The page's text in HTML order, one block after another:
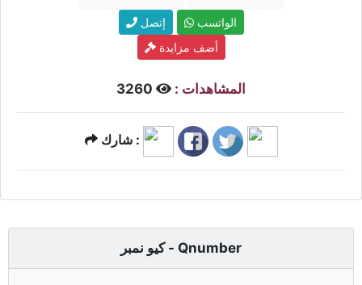
إتصل
الواتسب
أضف مزايدة
المشاهدات :
شارك :
كيو نمبر - Qnumber